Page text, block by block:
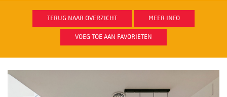
TERUG NAAR OVERZICHT MEER INFO
VOEG TOE AAN FAVORIETEN